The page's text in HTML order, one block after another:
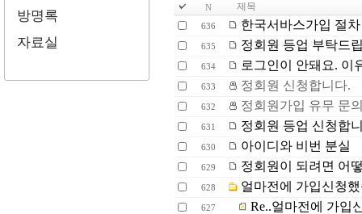
방명록
자료실
N 제목
636 한국서바스가입 절차
635 정회원 등업 부탁드
634 로그인이 안돼요. 이
633 정회원 신청합니다.
632 정회원가입 유무 문
631 정회원 등업 신청합
630 아이디와 비번 분실
629 정회원이 되려면 어
628 얼마전에 가입신청
627 Re..얼마전에 가입